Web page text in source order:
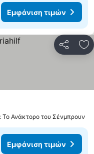
Εμφάνιση τιμών
Το Ανάκτορο του Σένμπρουν
Εμφάνιση τιμών